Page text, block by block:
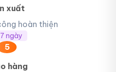
xuất
hoàn thiện
ngày
5
hàng